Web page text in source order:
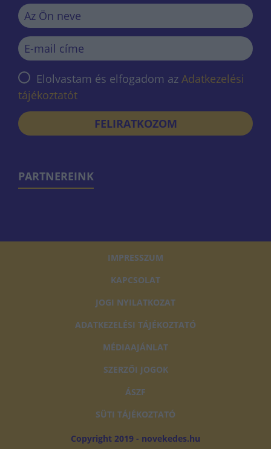
Elolvastam és elfogadom az Adatkezelési
tájékoztatót
FELIRATKOZOM
PARTNEREINK
IMPRESSZUM
KAPCSOLAT
JOGI NYILATKOZAT
ADATKEZELÉSI TÁJÉKOZTATÓ
MÉDIAAJÁNLAT
SZERZŐI JOGOK
ÁSZF
SÜTI TÁJÉKOZTATÓ
Copyright 2019 - novekedes.hu